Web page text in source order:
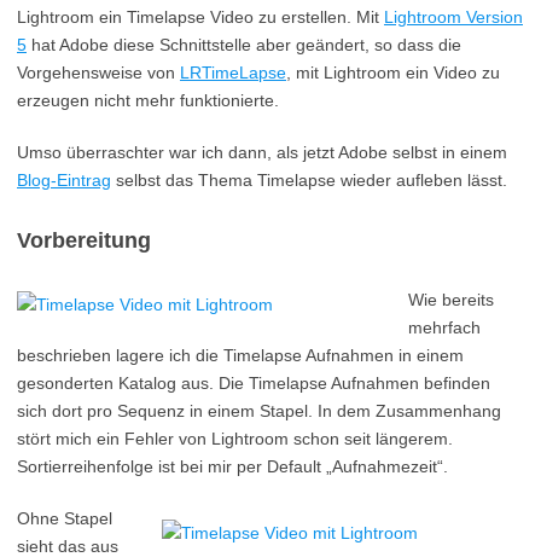
Lightroom ein Timelapse Video zu erstellen. Mit Lightroom Version
5 hat Adobe diese Schnittstelle aber geändert, so dass die
Vorgehensweise von LRTimeLapse , mit Lightroom ein Video zu
erzeugen nicht mehr funktionierte.
Umso überraschter war ich dann, als jetzt Adobe selbst in einem
Blog-Eintrag selbst das Thema Timelapse wieder aufleben lässt.
Vorbereitung
Wie bereits
mehrfach
beschrieben lagere ich die Timelapse Aufnahmen in einem
gesonderten Katalog aus. Die Timelapse Aufnahmen befinden
sich dort pro Sequenz in einem Stapel. In dem Zusammenhang
stört mich ein Fehler von Lightroom schon seit längerem.
Sortierreihenfolge ist bei mir per Default „Aufnahmezeit“.
Ohne Stapel
sieht das aus